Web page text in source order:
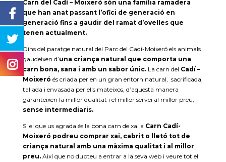
Carn del Cadí – Moixeró són una família ramadera
que han anat passant l’ofici de generació en
generació fins a gaudir del ramat d’ovelles que
tenen actualment.
Dins del paratge natural del Parc del Cadí-Moixeró els animals
gaudeixen d’una criança natural que comporta una
carn bona, sana i amb un sabor únic.La carn del Cadí –
Moixeró és criada per en un gran entorn natural, sacrificada,
tallada i envasada per ells mateixos, d’aquesta manera
garanteixen la millor qualitat i el millor servei al millor preu,
sense intermediaris.
Si el que us agrada és la bona carn de xai a Carn Cadí-
Moixeró podreu comprar xai, cabrit o lletó tot de
criança natural amb una màxima qualitat i al millor
preu.Així que no dubteu a entrar a la seva web i veure tot el